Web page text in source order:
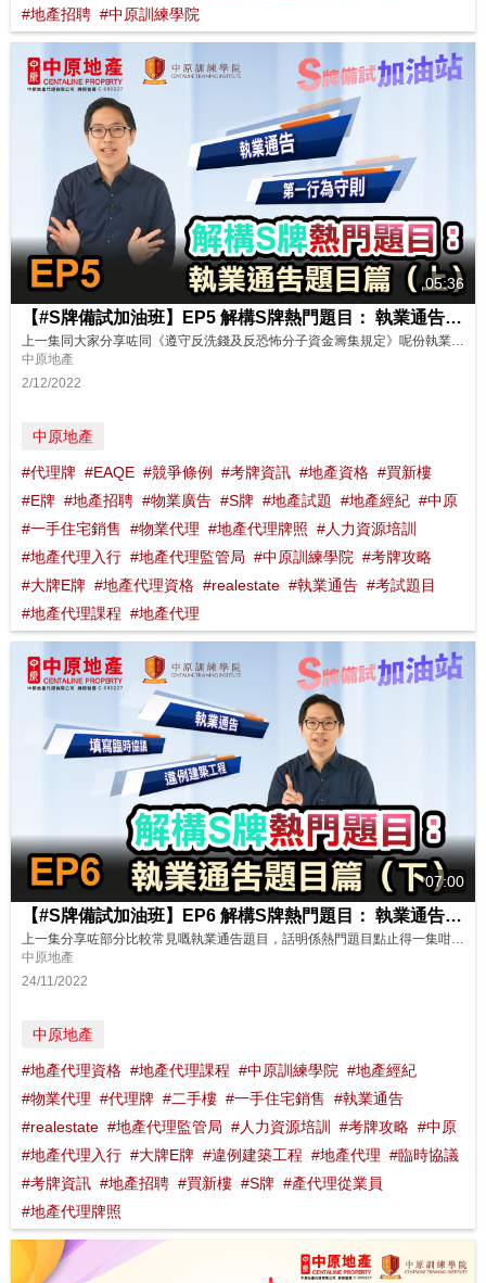
#地產招聘 #中原訓練學院
05:36
【#S牌備試加油班】EP5 解構S牌熱門題目： 執業通告題目篇（上）
中原地產
2/12/2022
中原地產
#代理牌 #EAQE #競爭條例 #考牌資訊 #地產資格 #買新樓
#E牌 #地產招聘 #物業廣告 #S牌 #地產試題 #地產經紀 #中原
#一手住宅銷售 #物業代理 #地產代理牌照 #人力資源培訓
#地產代理入行 #地產代理監管局 #中原訓練學院 #考牌攻略
#大牌E牌 #地產代理資格 #realestate #執業通告 #考試題目
#地產代理課程 #地產代理
07:00
【#S牌備試加油班】EP6 解構S牌熱門題目： 執業通告題目篇（下）
上一集分享咗部分比較常見嘅執業通告題目，話明係熱門題目點止得一集咁少！今集繼續睇下Sunny Sir有咩題目要同大家拆解啦！ 想了解更多？立即上中原訓練學院: http://www.cti-edu.com 熱線:35963748
中原地產
24/11/2022
中原地產
#地產代理資格 #地產代理課程 #中原訓練學院 #地產經紀
#物業代理 #代理牌 #二手樓 #一手住宅銷售 #執業通告
#realestate #地產代理監管局 #人力資源培訓 #考牌攻略 #中原
#地產代理入行 #大牌E牌 #違例建築工程 #地產代理 #臨時協議
#考牌資訊 #地產招聘 #買新樓 #S牌 #產代理從業員
#地產代理牌照